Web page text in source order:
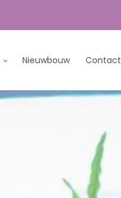
Nieuwbouw Contact